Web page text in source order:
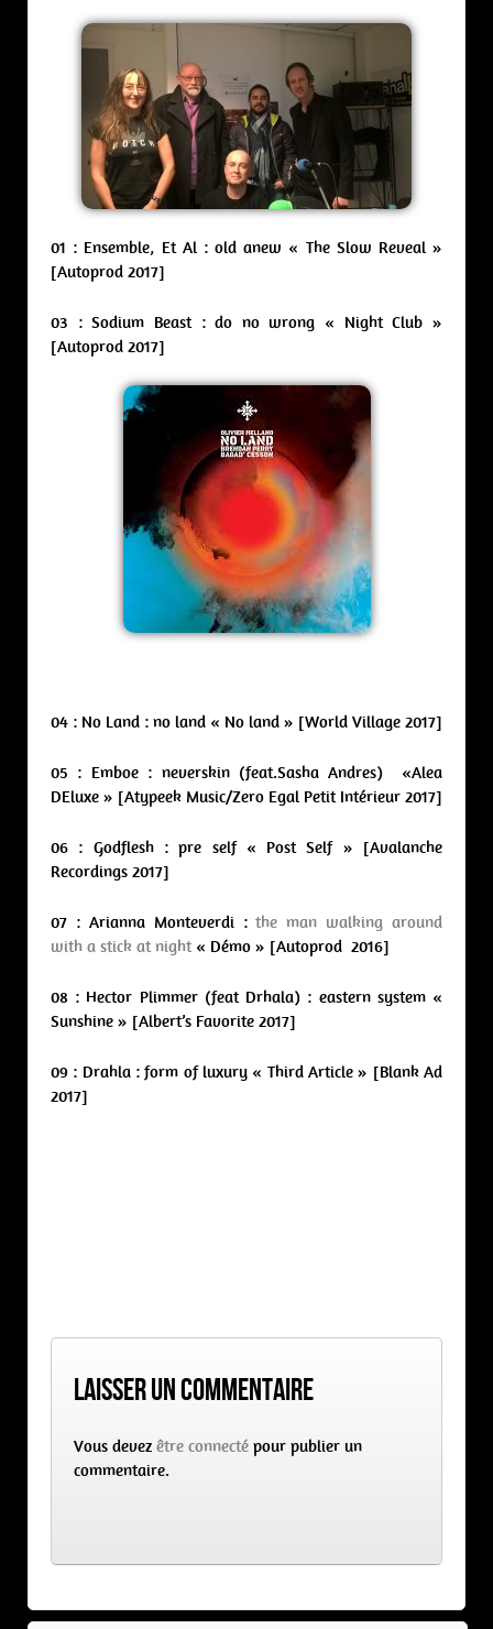
01 : Ensemble, Et Al : old anew « The Slow Reveal »
[Autoprod 2017]
03 : Sodium Beast : do no wrong « Night Club »
[Autoprod 2017]
04 : No Land : no land « No land » [World Village 2017]
05 : Emboe : neverskin (feat.Sasha Andres) «Alea
DEluxe » [Atypeek Music/Zero Egal Petit Intérieur 2017]
06 : Godflesh : pre self « Post Self » [Avalanche
Recordings 2017]
07 : Arianna Monteverdi :the man walking around
with a stick at night« Démo » [Autoprod 2016]
08 : Hector Plimmer (feat Drhala) : eastern system «
Sunshine » [Albert’s Favorite 2017]
09 : Drahla : form of luxury « Third Article » [Blank Ad
2017]
Laisser un commentaire
Vous devez être connecté pour publier un
commentaire.